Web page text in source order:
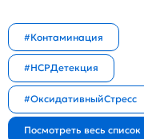
#Контаминация
#HCPДетекция
#ОксидативныйСтресс